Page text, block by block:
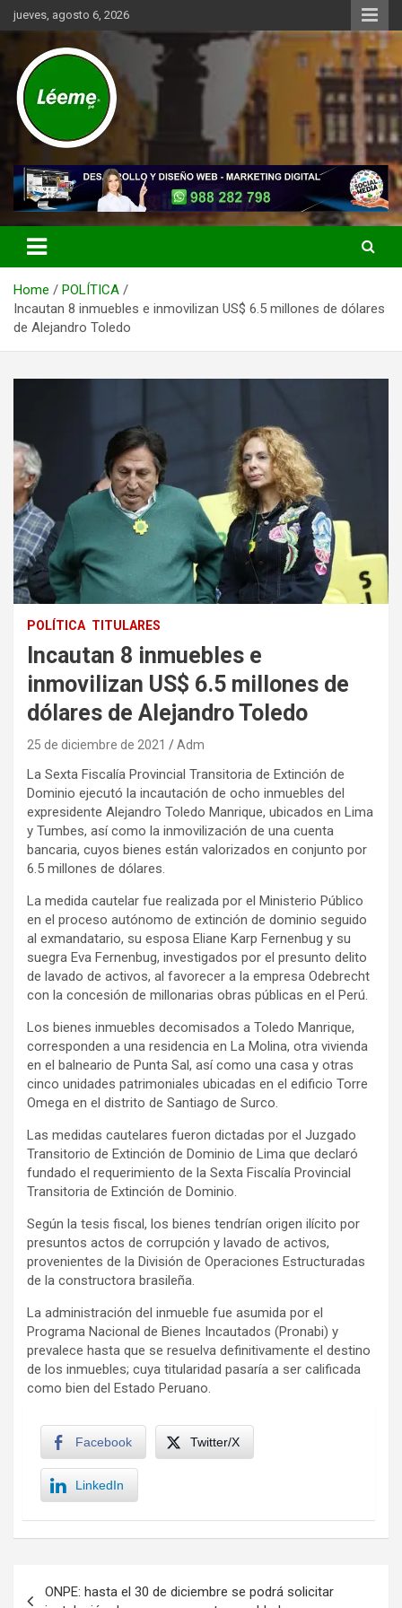
Skip
to
jueves, agosto 6, 2026
Léeme.pe
Noticias de actualidad del mundo distrital, vecinal, municipal y de
negocios a nivel de Lima Metropolitana, sin descuidar las noticias
de alcance nacional.
Home
POLÍTICA
Incautan 8 inmuebles e inmovilizan US$ 6.5 millones de dólares
de Alejandro Toledo
POLÍTICA TITULARES
Incautan 8 inmuebles e
inmovilizan US$ 6.5 millones de
dólares de Alejandro Toledo
25 de diciembre de 2021 Adm
La Sexta Fiscalía Provincial Transitoria de Extinción de
Dominio ejecutó la incautación de ocho inmuebles del
expresidente Alejandro Toledo Manrique, ubicados en Lima
y Tumbes, así como la inmovilización de una cuenta
bancaria, cuyos bienes están valorizados en conjunto por
6.5 millones de dólares.
La medida cautelar fue realizada por el Ministerio Público
en el proceso autónomo de extinción de dominio seguido
al exmandatario, su esposa Eliane Karp Fernenbug y su
suegra Eva Fernenbug, investigados por el presunto delito
de lavado de activos, al favorecer a la empresa Odebrecht
con la concesión de millonarias obras públicas en el Perú.
Los bienes inmuebles decomisados a Toledo Manrique,
corresponden a una residencia en La Molina, otra vivienda
en el balneario de Punta Sal, así como una casa y otras
cinco unidades patrimoniales ubicadas en el edificio Torre
Omega en el distrito de Santiago de Surco.
Las medidas cautelares fueron dictadas por el Juzgado
Transitorio de Extinción de Dominio de Lima que declaró
fundado el requerimiento de la Sexta Fiscalía Provincial
Transitoria de Extinción de Dominio.
Según la tesis fiscal, los bienes tendrían origen ilícito por
presuntos actos de corrupción y lavado de activos,
provenientes de la División de Operaciones Estructuradas
de la constructora brasileña.
La administración del inmueble fue asumida por el
Programa Nacional de Bienes Incautados (Pronabi) y
prevalece hasta que se resuelva definitivamente el destino
de los inmuebles; cuya titularidad pasaría a ser calificada
como bien del Estado Peruano.
Facebook Twitter/X
LinkedIn
ONPE: hasta el 30 de diciembre se podrá solicitar